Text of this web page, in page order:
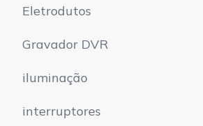
Eletrodutos
Gravador DVR
iluminação
interruptores